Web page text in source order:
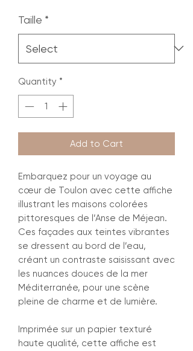
Taille *
Quantity *
Add to Cart
Embarquez pour un voyage au
cœur de Toulon avec cette affiche
illustrant les maisons colorées
pittoresques de l’Anse de Méjean.
Ces façades aux teintes vibrantes
se dressent au bord de l’eau,
créant un contraste saisissant avec
les nuances douces de la mer
Méditerranée, pour une scène
pleine de charme et de lumière.
Imprimée sur un papier texturé
haute qualité, cette affiche est